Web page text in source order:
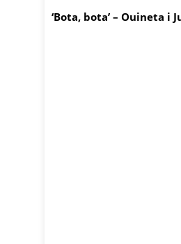
‘Bota, bota’ – Ouineta i